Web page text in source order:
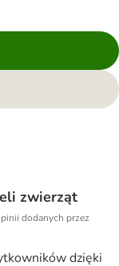
zwierząt
dodanych przez
dzięki